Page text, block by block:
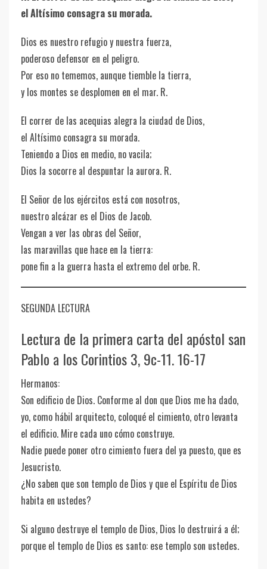
el Altísimo consagra su morada.
Dios es nuestro refugio y nuestra fuerza,
poderoso defensor en el peligro.
Por eso no tememos, aunque tiemble la tierra,
y los montes se desplomen en el mar. R.
El correr de las acequias alegra la ciudad de Dios,
el Altísimo consagra su morada.
Teniendo a Dios en medio, no vacila;
Dios la socorre al despuntar la aurora. R.
El Señor de los ejércitos está con nosotros,
nuestro alcázar es el Dios de Jacob.
Vengan a ver las obras del Señor,
las maravillas que hace en la tierra:
pone fin a la guerra hasta el extremo del orbe. R.
SEGUNDA LECTURA
Lectura de la primera carta del apóstol san
Pablo a los Corintios 3, 9c-11. 16-17
Hermanos:
Son edificio de Dios. Conforme al don que Dios me ha dado,
yo, como hábil arquitecto, coloqué el cimiento, otro levanta
el edificio. Mire cada uno cómo construye.
Nadie puede poner otro cimiento fuera del ya puesto, que es
Jesucristo.
¿No saben que son templo de Dios y que el Espíritu de Dios
habita en ustedes?
Si alguno destruye el templo de Dios, Dios lo destruirá a él;
porque el templo de Dios es santo: ese templo son ustedes.